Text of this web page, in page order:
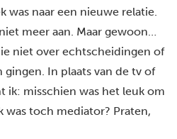
was naar een nieuwe relatie.
meer aan. Maar gewoon…
niet over echtscheidingen of
In plaats van de tv of
ik: misschien was het leuk om
was toch mediator? Praten,